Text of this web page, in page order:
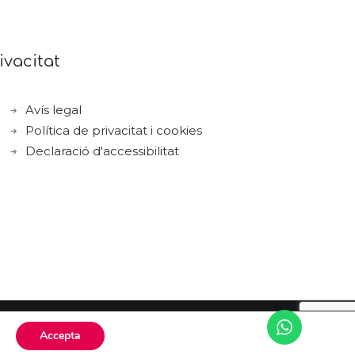
Avís legal
Política de privacitat i cookies
Declaració d'accessibilitat
Accepta